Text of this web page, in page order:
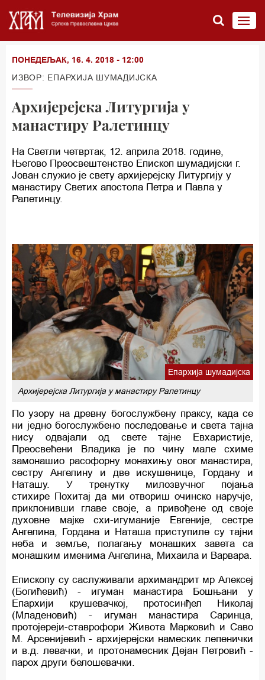
ПОНЕДЕЉАК, 16. 4. 2018 - 12:00
ИЗВОР: ЕПАРХИЈА ШУМАДИЈСКА
Архијерејска Литургија у
манастиру Ралетинцу
На Светли четвртак, 12. априла 2018. године,
Његово Преосвештенство Епископ шумадијски г.
Јован служио је свету архијерејску Литургију у
манастиру Светих апостола Петра и Павла у
Ралетинцу.
Епархија шумадијска
Архијерејска Литургија у манастиру Ралетинцу
По узору на древну богослужбену праксу, када се
ни једно богослужбено последовање и света тајна
нису одвајали од свете тајне Евхаристије,
Преосвећени Владика је по чину мале схиме
замонашио расофорну монахињу овог манастира,
сестру Ангелину и две искушенице, Гордану и
Наташу. У тренутку милозвучног појања
стихире Похитај да ми отвориш очинско наручје,
приклонивши главе своје, а привођене од своје
духовне мајке схи-игуманије Евгеније, сестре
Ангелина, Гордана и Наташа приступиле су тајни
неба и земље, полагању монашких завета са
монашким именима Ангелина, Михаила и Варвара.
Епископу су саслуживали архимандрит мр Алексеј
(Богићевић) - игуман манастира Бошњани у
Епархији крушевачкој, протосинђел Николај
(Младеновић) - игуман манастира Саринца,
протојереји-ставрофори Живота Марковић и Саво
М. Арсенијевић - архијерејски намескик лепенички
и в.д. левачки, и протонамесник Дејан Петровић -
парох други белошевачки.